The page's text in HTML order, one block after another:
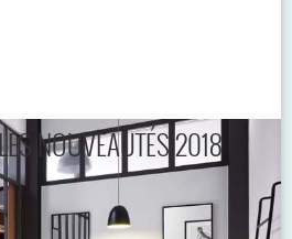
NOUVEAUTÉS 2018